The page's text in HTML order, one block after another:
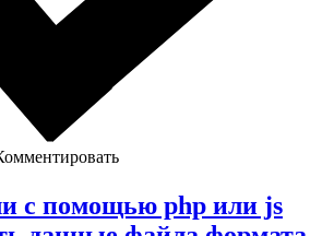
с помощью php или js